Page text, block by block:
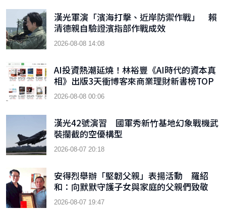
漢光軍演「濱海打擊、近岸防禦作戰」 賴
清德親自驗證濱指部作戰成效
2026-08-08 14:08
AI投資熱潮延燒！林裕豐《AI時代的資本真
相》出版3天衝博客來商業理財新書榜TOP
9
2026-08-08 00:06
漢光42號演習 國軍秀新竹基地幻象戰機武
裝攔截的空優構型
2026-08-07 20:18
安得烈舉辦「堅韌父親」表揚活動 羅紹
和：向默默守護子女與家庭的父親們致敬
2026-08-07 19:47